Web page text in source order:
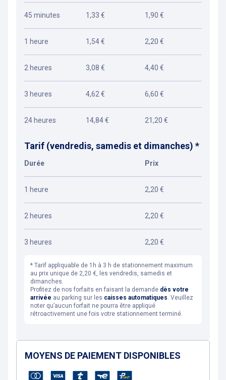
45 minutes 1,33 € 1,90 €
1 heure 1,54 € 2,20 €
2 heures 3,08 € 4,40 €
3 heures 4,62 € 6,60 €
24 heures 14,84 € 21,20 €
Tarif (vendredis, samedis et dimanches) *
Durée Prix
1 heure 2,20 €
2 heures 2,20 €
3 heures 2,20 €
* Tarif appliquable de 1h à 3 h de stationnement maximum
au prix unique de 2,20 €, les vendredis, samedis et
dimanches.
Profitez de nos forfaits en faisant la demande dès votre
arrivée au parking sur les caisses automatiques. Veuillez
noter qu’aucun forfait ne pourra être appliqué
rétroactivement une fois votre stationnement terminé.
MOYENS DE PAIEMENT DISPONIBLES